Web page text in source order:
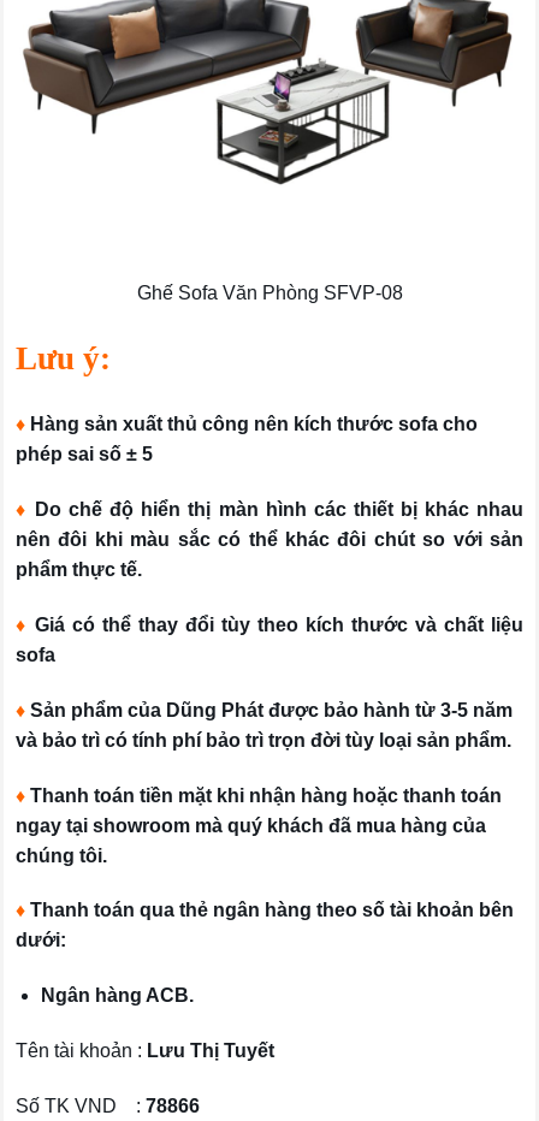
Ghế Sofa Văn Phòng SFVP-08
Lưu ý:
♦ Hàng sản xuất thủ công nên kích thước sofa cho
phép sai số ± 5
♦
Do chế độ hiển thị màn hình các thiết bị khác nhau
nên đôi khi màu sắc có thể khác đôi chút so với sản
phẩm thực tế.
♦ Giá có thể thay đổi tùy theo kích thước và chất liệu
sofa
♦ Sản phẩm của Dũng Phát được bảo hành từ 3-5 năm
và bảo trì có tính phí bảo trì trọn đời tùy loại sản phẩm.
♦ Thanh toán tiền mặt khi nhận hàng hoặc thanh toán
ngay tại showroom mà quý khách đã mua hàng của
chúng tôi.
♦ Thanh toán qua thẻ ngân hàng theo số tài khoản bên
dưới:
Ngân hàng ACB.
Tên tài khoản : Lưu Thị Tuyết
Số TK VND : 78866